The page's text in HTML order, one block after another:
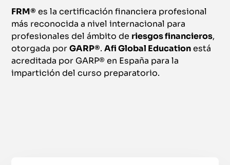
FRM® es la certificación financiera profesional
más reconocida a nivel internacional para
profesionales del ámbito de riesgos financieros,
otorgada porGARP®.Afi Global Educationestá
acreditada por GARP® en España para la
impartición del curso preparatorio.